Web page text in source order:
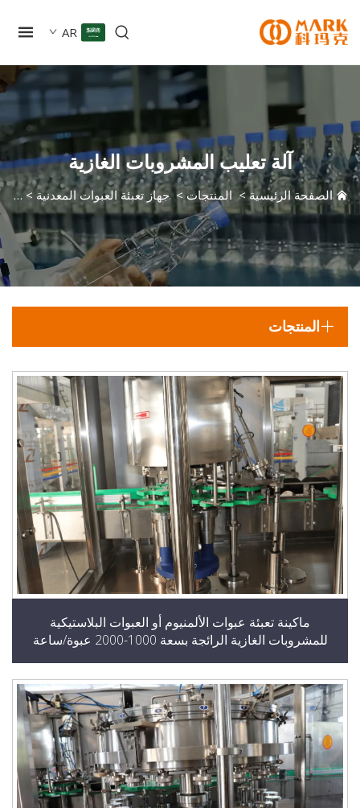
AR
آلة تعليب المشروبات الغازية
الرئيسية>المنتجات>جهاز تعبئة العبوات المعدنية> آلة تعليب
المنتجات
ماكينة تعبئة عبوات الألمنيوم أو العبوات البلاستيكية
الغازية الرائجة بسعة 1000-2000 عبوة/ساعة